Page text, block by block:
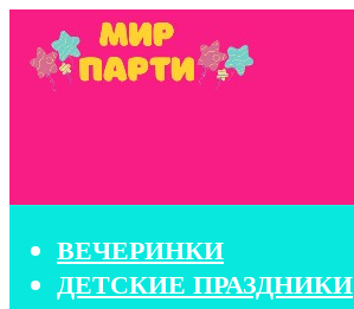
ВЕЧЕРИНКИ
ДЕТСКИЕ ПРАЗДНИКИ